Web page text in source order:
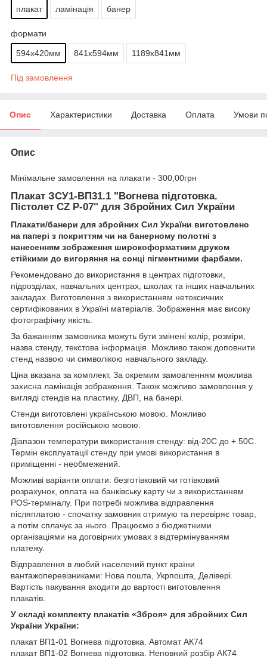
плакат ламінація банер
формати
594х420мм 841х594мм 1189х841мм
Під замовлення
Опис Характеристики Доставка Оплата Умови
Опис
Мінімальне замовлення на плакати - 300,00грн
Плакат ЗСУ1-ВП31.1 "Вогнева підготовка.
Пістолет CZ P-07" для Збройних Сил України
Плакати/банери для збройних Сил України виготовлено
на папері з покриттям чи на банерному полотні з
нанесенням зображення широкоформатним друком
стійкими до вигоряння на сонці пігментними фарбами.
Рекомендовано до використання в центрах підготовки,
підрозділах, навчальних центрах, школах та інших навчальних
закладах. Виготовлення з використанням нетоксичних
сертифікованих в Україні матеріалів. Зображення має високу
фотографічну якість.
За бажанням замовника можуть бути змінені колір, розміри,
назва стенду, текстова інформація. Можливо також доповнити
стенд назвою чи символікою навчального закладу.
Ціна вказана за комплект. За окремим замовленням можлива
захисна ламінація зображення. Також можливо замовлення у
вигляді стендів на пластику, ДВП, на банері.
Стенди виготовлені українською мовою. Можливо
виготовлення російською мовою.
Діапазон температури використання стенду: від-20С до + 50С.
Термін експлуатації стенду при умові використання в
приміщенні - необмежений.
Можливі варіанти оплати: безготівковий чи готівковий
розрахунок, оплата на банківську карту чи з використанням
POS-терміналу. При потребі можлива відправлення
післяплатою - спочатку замовник отримую та перевіряє товар,
а потім сплачує за нього. Працюємо з бюджетними
організаціями на договірних умовах з відтермінуванням
платежу.
Відправлення в любий населений пункт країни
вантажоперевізниками: Нова пошта, Укрпошта, Делівері.
Вартість пакування входити до вартості виготовлення
плакатів.
У складі комплекту плакатів «Зброя» для збройних Сил
України України:
плакат ВП1-01 Вогнева підготовка. Автомат АК74
плакат ВП1-02 Вогнева підготовка. Неповний розбір АК74